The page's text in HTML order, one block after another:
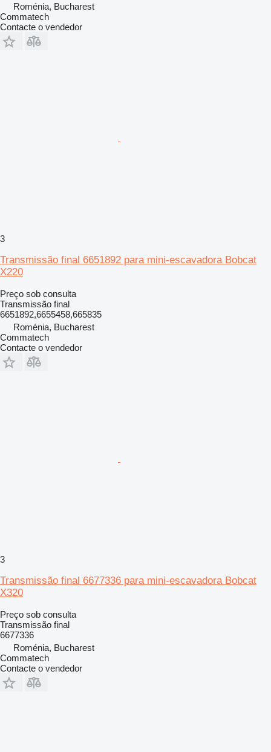
Roménia, Bucharest
Commatech
Contacte o vendedor
3
Transmissão final 6651892 para mini-escavadora Bobcat
X220
Preço sob consulta
Transmissão final
6651892,6655458,665835
Roménia, Bucharest
Commatech
Contacte o vendedor
3
Transmissão final 6677336 para mini-escavadora Bobcat
X320
Preço sob consulta
Transmissão final
6677336
Roménia, Bucharest
Commatech
Contacte o vendedor